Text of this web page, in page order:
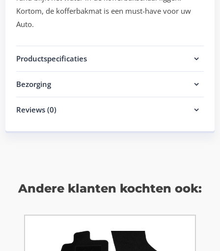
Kortom, de kofferbakmat is een must-have voor uw
Auto.
Productspecificaties
Bezorging
Reviews (0)
Andere klanten kochten ook: